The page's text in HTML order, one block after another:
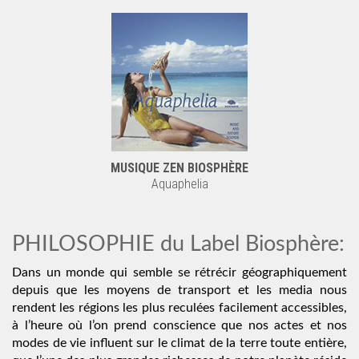
MUSIQUE ZEN BIOSPHÈRE
Aquaphelia
PHILOSOPHIE du Label Biosphère:
Dans un monde qui semble se rétrécir géographiquement
depuis que les moyens de transport et les media nous
rendent les régions les plus reculées facilement accessibles,
à l’heure où l’on prend conscience que nos actes et nos
modes de vie influent sur le climat de la terre toute entière,